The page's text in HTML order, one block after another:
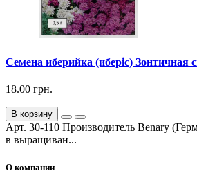
Семена иберийка (иберіс) Зонтичная
18.00 грн.
В корзину
Арт. 30-110 Производитель Benary
в выращиван...
О компании